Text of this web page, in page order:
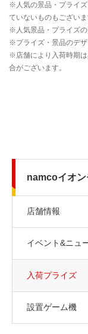
namcoイオ
店舗情報
イベント&ニュ
入荷プライズ
設置ゲーム機